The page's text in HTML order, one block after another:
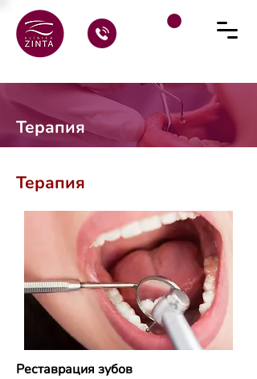
Терапия
Терапия
Реставрация зубов